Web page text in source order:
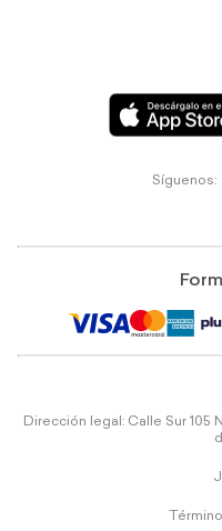
Síguenos:
Dirección legal: Calle Sur 105